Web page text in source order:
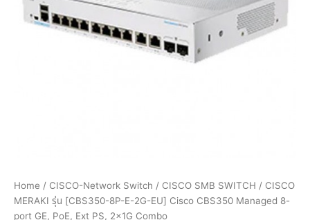
Home / CISCO-Network Switch / CISCO SMB SWITCH / CISCO
MERAKI รุ่น [CBS350-8P-E-2G-EU] Cisco CBS350 Managed 8-
port GE, PoE, Ext PS, 2x1G Combo